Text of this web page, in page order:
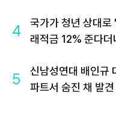
4
국가가 청년 상대로
래적금 12% 준다
5
신남성연대 배인규
파트서 숨진 채 발견